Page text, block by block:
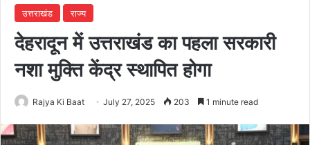
उत्तराखंड राज्य
देहरादून में उत्तराखंड का पहला सरकारी
नशा मुक्ति केंद्र स्थापित होगा
Rajya Ki Baat July 27, 2025 203 1 minute read